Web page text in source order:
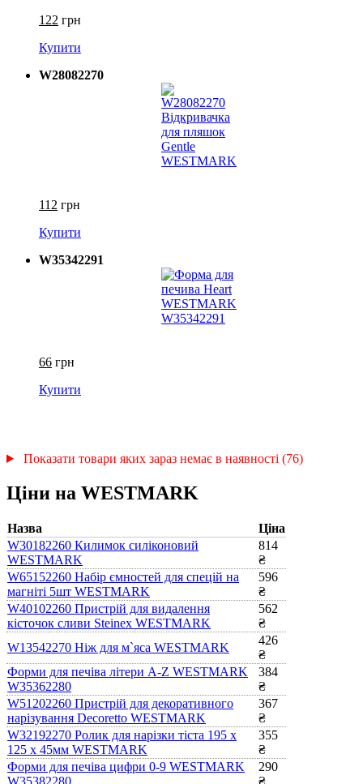
122 грн
Купити
W28082270
112 грн
Купити
W35342291
66 грн
Купити
Показати товари яких зараз немає в наявності (76)
Ціни на WESTMARK
Назва
Ціна
W30182260 Килимок силіконовий
WESTMARK
814
₴
W65152260 Набір ємностей для спецій на
магніті 5шт WESTMARK
596
₴
W40102260 Пристрій для видалення
кісточок сливи Steinex WESTMARK
562
₴
W13542270 Ніж для м`яса WESTMARK
426
₴
Форми для печіва літери A-Z WESTMARK
W35362280
384
₴
W51202260 Пристрій для декоративного
нарізування Decoretto WESTMARK
367
₴
W32192270 Ролик для нарізки тіста 195 x
125 x 45мм WESTMARK
355
₴
Форми для печіва цифри 0-9 WESTMARK
W35382280
290
₴